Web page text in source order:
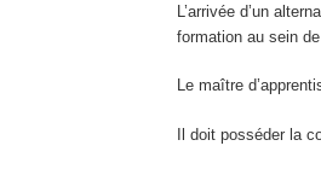
L’arrivée d’un
formation au sein de
Le maître
Il doit posséder la